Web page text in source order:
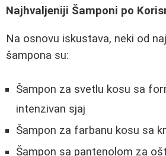
Najhvaljeniji Šamponi po
Na osnovu iskustava, neki od
šampona su:
Šampon za svetlu kosu sa
intenzivan sjaj
Šampon za farbanu kosu sa
Šampon sa pantenolom za